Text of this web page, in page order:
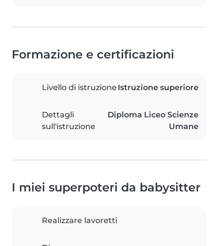
Formazione e certificazioni
Livello di istruzione Istruzione superiore
Dettagli
sull'istruzione
Diploma Liceo Scienze
Umane
I miei superpoteri da babysitter
Realizzare lavoretti